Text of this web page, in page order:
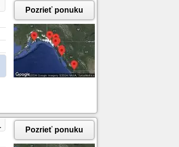
Pozrieť ponuku
Pozrieť ponuku